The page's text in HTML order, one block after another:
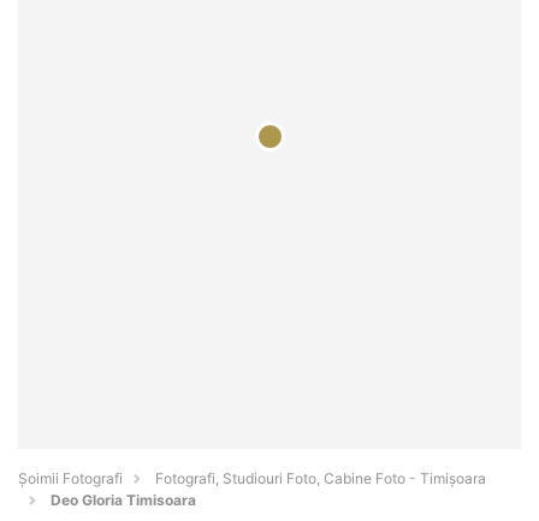
Șoimii Fotografi
Fotografi, Studiouri Foto, Cabine Foto - Timişoara
Deo Gloria Timisoara